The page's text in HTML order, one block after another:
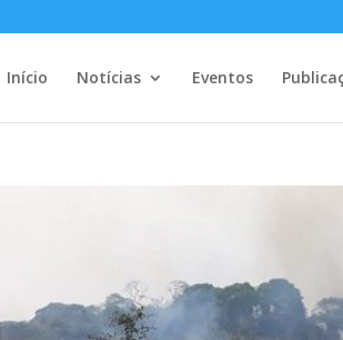
Início Notícias Eventos